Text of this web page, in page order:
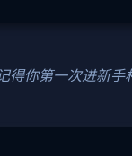
得你第一次进新